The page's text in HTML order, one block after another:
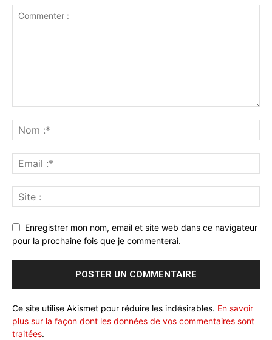
Enregistrer mon nom, email et site web dans ce navigateur
pour la prochaine fois que je commenterai.
Ce site utilise Akismet pour réduire les indésirables. En savoir
plus sur la façon dont les données de vos commentaires sont
traitées.